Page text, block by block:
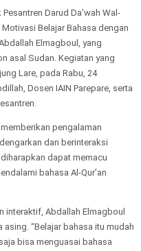
Darud Da'wah Wal-
Belajar Bahasa dengan
Elmagboul, yang
asal Sudan. Kegiatan yang
Lare, pada Rabu, 24
Dosen IAIN Parepare, serta
pengalaman
dan berinteraksi
dapat memacu
bahasa Al-Qur'an
interaktif, Abdallah Elmagboul
“Belajar bahasa itu mudah
bisa menguasai bahasa